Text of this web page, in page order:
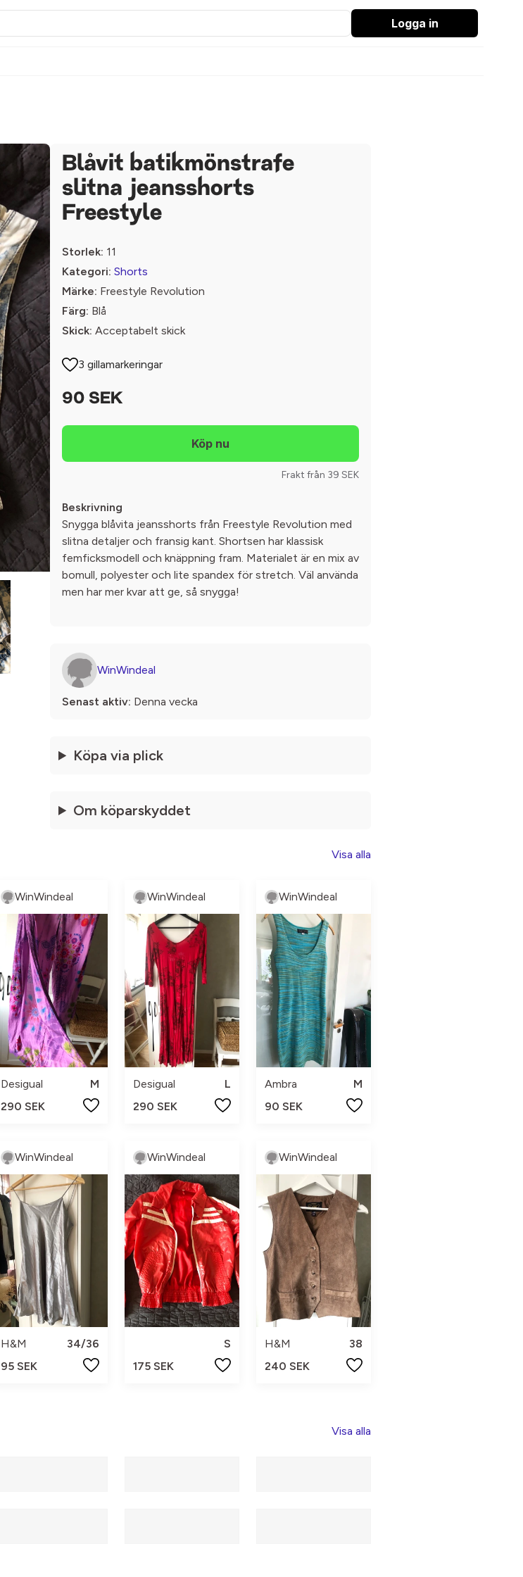
Logga in
Blåvit batikmönstrafe
slitna jeansshorts
Freestyle
Storlek: 11
Kategori: Shorts
Märke: Freestyle Revolution
Färg: Blå
Skick: Acceptabelt skick
3 gillamarkeringar
90 SEK
Frakt från 39 SEK
Beskrivning
Snygga blåvita jeansshorts från Freestyle Revolution med
slitna detaljer och fransig kant. Shortsen har klassisk
femficksmodell och knäppning fram. Materialet är en mix av
bomull, polyester och lite spandex för stretch. Väl använda
men har mer kvar att ge, så snygga!
WinWindeal
Senast aktiv: Denna vecka
Köpa via plick
Om köparskyddet
Visa alla
WinWindeal
Desigual
M
290 SEK
WinWindeal
Desigual
L
290 SEK
WinWindeal
Ambra
M
90 SEK
WinWindeal
H&M
34/36
95 SEK
WinWindeal
S
175 SEK
WinWindeal
H&M
38
240 SEK
Visa alla